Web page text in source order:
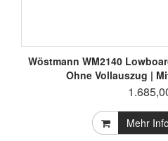
Wöstmann WM2140
Ohne Vollauszug |
Mehr